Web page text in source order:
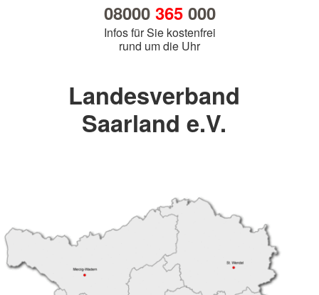
08000 365000
Infos für Sie kostenfrei
rund um die Uhr
Landesverband
Saarland e.V.